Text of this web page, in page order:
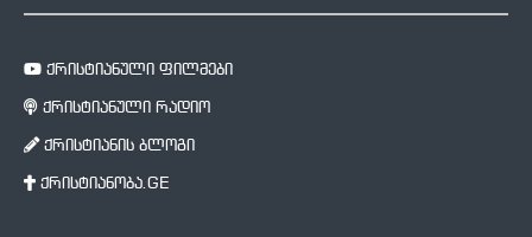
ქრისტიანული ფილმები
ქრისტიანული რადიო
ქრისტიანის ბლოგი
ქრისტიანობა.GE